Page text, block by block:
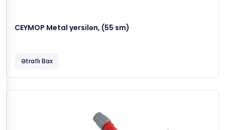
CEYMOP Metal yersilən, (55 sm)
Ətraflı Bax